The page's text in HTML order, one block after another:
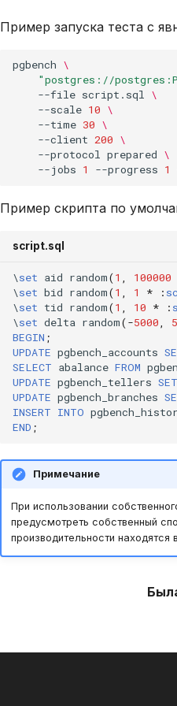
Пример запуска теста с
pgbench \
"postgres://
--file script.sql \
--scale 10 \
--time 30 \
--client 200 \
--protocol prepared \
--jobs 1 --progress 1
Пример скрипта по
script.sql
\set aid random(1 , 100000
\set bid random(1 , 1 * :
\set tid random(1 , 10 * :
\set delta random(-5000,
BEGIN ;
UPDATE pgbench_accounts
SELECT abalance FROM
UPDATE pgbench_tellers SET
UPDATE pgbench_branches
INSERT INTO
END ;
Примечание
При использовании
предусмотреть собственный
производительности находятся